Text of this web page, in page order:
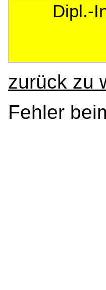
Dipl.-
zurück zu
Fehler